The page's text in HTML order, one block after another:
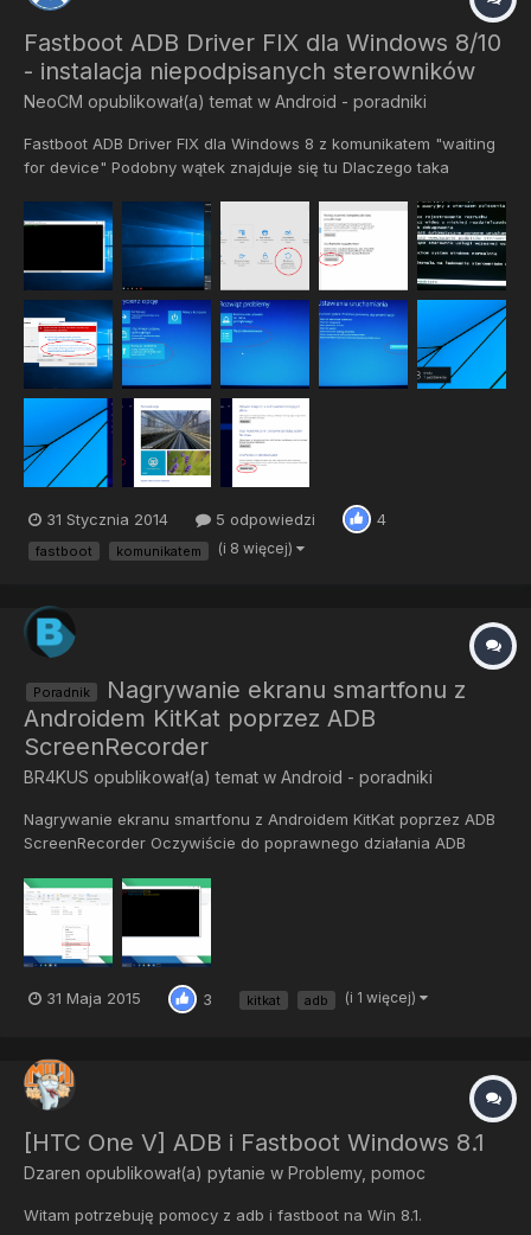
Fastboot ADB Driver FIX dla Windows 8/10
- instalacja niepodpisanych sterowników
NeoCM opublikował(a) temat w Android - poradniki
Fastboot ADB Driver FIX dla Windows 8 z komunikatem "waiting
for device" Podobny wątek znajduje się tu Dlaczego taka
starszej daty i instalator Win8 i 10 nie pozwala im się
zainstalować. Dlatego poniżej zobaczysz sposób,...
31 Stycznia 2014 5 odpowiedzi 4
fastboot komunikatem (i 8 więcej)
Poradnik
Nagrywanie ekranu smartfonu z
Androidem KitKat poprzez ADB
ScreenRecorder
BR4KUS opublikował(a) temat w Android - poradniki
Nagrywanie ekranu smartfonu z Androidem KitKat poprzez ADB
ScreenRecorder Oczywiście do poprawnego działania ADB
dzień dzisiejszy: ADB.rar Uruchamiamy okno poleceń w folderze
z plikami ADB. Przytrzymujemy SHIFT i klikamy Prawy Przycisk...
31 Maja 2015 3 kitkat adb (i 1 więcej)
[HTC One V] ADB i Fastboot Windows 8.1
Dzaren opublikował(a) pytanie w Problemy, pomoc
Witam potrzebuję pomocy z adb i fastboot na Win 8.1.